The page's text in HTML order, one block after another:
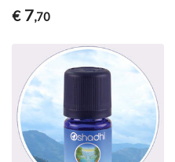
€ 7,70